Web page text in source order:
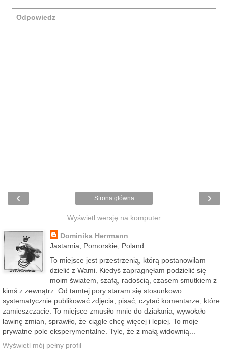
Odpowiedz
‹ ›
Strona główna
Wyświetl wersję na komputer
Dominika Herrmann
Jastarnia, Pomorskie, Poland
To miejsce jest przestrzenią, którą postanowiłam
dzielić z Wami. Kiedyś zapragnęłam podzielić się
moim światem, szafą, radością, czasem smutkiem z
kimś z zewnątrz. Od tamtej pory staram się stosunkowo
systematycznie publikować zdjęcia, pisać, czytać komentarze, które
zamieszczacie. To miejsce zmusiło mnie do działania, wywołało
lawinę zmian, sprawiło, że ciągle chcę więcej i lepiej. To moje
prywatne pole eksperymentalne. Tyle, że z małą widownią...
Wyświetl mój pełny profil